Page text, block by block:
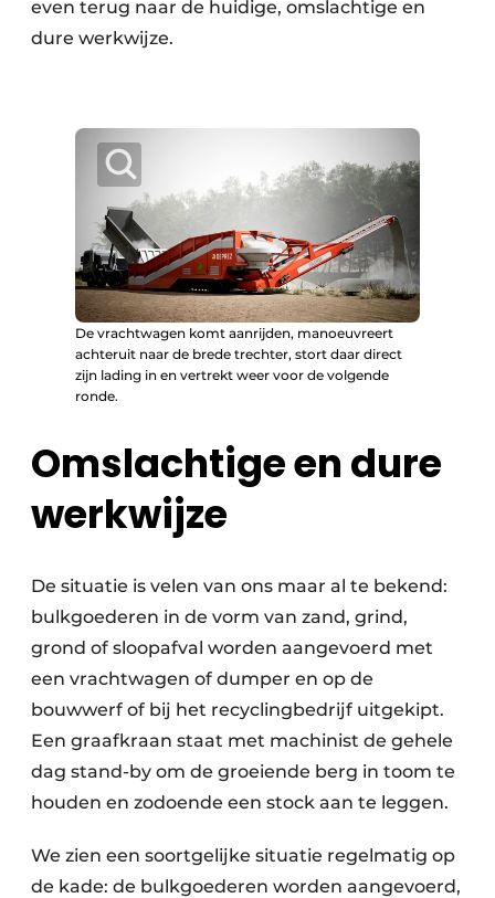
even terug naar de huidige, omslachtige en
dure werkwijze.
De vrachtwagen komt aanrijden, manoeuvreert
achteruit naar de brede trechter, stort daar direct
zijn lading in en vertrekt weer voor de volgende
ronde.
Omslachtige en dure
werkwijze
De situatie is velen van ons maar al te bekend:
bulkgoederen in de vorm van zand, grind,
grond of sloopafval worden aangevoerd met
een vrachtwagen of dumper en op de
bouwwerf of bij het recyclingbedrijf uitgekipt.
Een graafkraan staat met machinist de gehele
dag stand-by om de groeiende berg in toom te
houden en zodoende een stock aan te leggen.
We zien een soortgelijke situatie regelmatig op
de kade: de bulkgoederen worden aangevoerd,